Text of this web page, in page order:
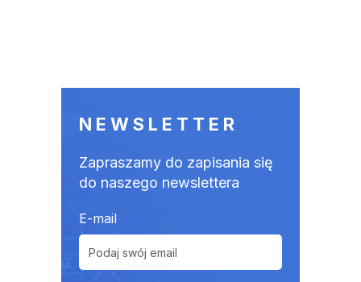
NEWSLETTER
Zapraszamy do zapisania się
do naszego newslettera
E-mail